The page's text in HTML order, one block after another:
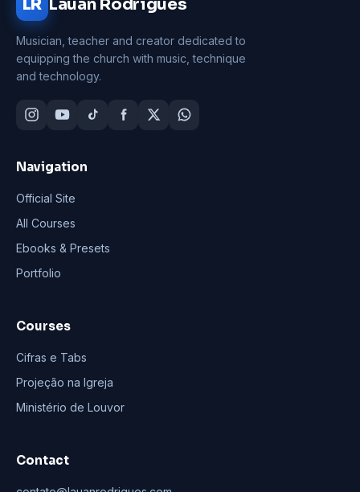
LR Lauan Rodrigues
Musician, teacher and creator dedicated to
equipping the church with music, technique
and technology.
Navigation
Official Site
All Courses
Ebooks & Presets
Portfolio
Courses
Cifras e Tabs
Projeção na Igreja
Ministério de Louvor
Contact